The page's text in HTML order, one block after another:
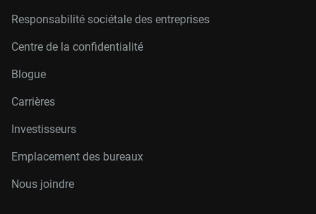
Responsabilité sociétale des entreprises
Centre de la confidentialité
Blogue
Carrières
Investisseurs
Emplacement des bureaux
Nous joindre